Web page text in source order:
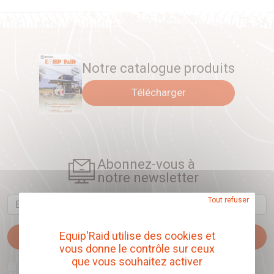
Notre catalogue produits
Télécharger
Abonnez-vous à
notre newsletter
Email
Je m'abonne
J'accepte que l'ouverture des newsletters soit mesurée, afin de mieux
Equip'Raid utilise des cookies et
vous donne le contrôle sur ceux
que vous souhaitez activer
Tout refuser